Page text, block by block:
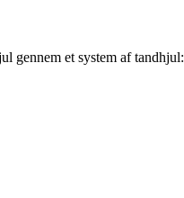
gennem et system af tandhjul: